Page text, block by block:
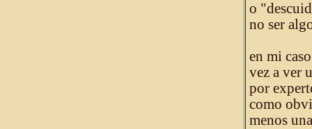
o
no ser
en mi
vez a ver
por
como
menos